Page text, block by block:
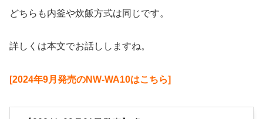
どちらも内釜や炊飯方式は同じです。
詳しくは本文でお話ししますね。
[2024年9月発売のNW-WA10はこちら]